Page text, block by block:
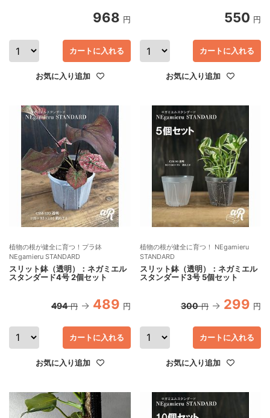
968 円
カートに入れる
お気に入り追加
550 円
カートに入れる
お気に入り追加
植物の根が健全に育つ！プラ鉢
NEgamieru STANDARD
スリット鉢（透明）：ネガミエル
スタンダード4号 2個セット
494 円 489 円
カートに入れる
お気に入り追加
植物の根が健全に育つ！ NEgamieru
STANDARD
スリット鉢（透明）：ネガミエル
スタンダード3号 5個セット
300 円 299 円
カートに入れる
お気に入り追加